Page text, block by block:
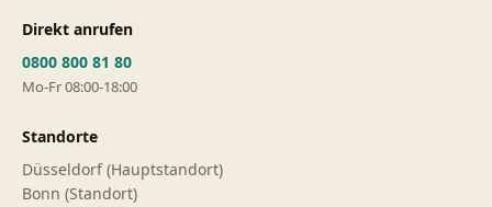
Direkt anrufen
0800 800 81 80
Mo-Fr 08:00-18:00
Standorte
Düsseldorf (Hauptstandort)
Bonn (Standort)